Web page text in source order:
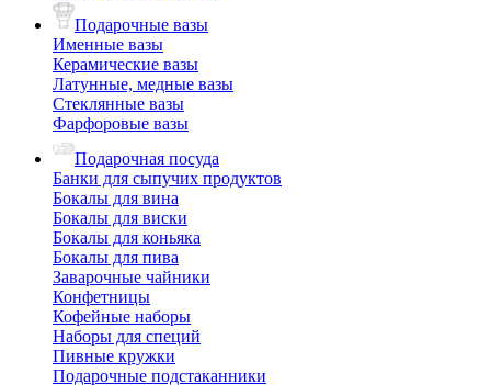
Подарочные вазы
Именные вазы
Керамические вазы
Латунные, медные вазы
Стеклянные вазы
Фарфоровые вазы
Подарочная посуда
Банки для сыпучих продуктов
Бокалы для вина
Бокалы для виски
Бокалы для коньяка
Бокалы для пива
Заварочные чайники
Конфетницы
Кофейные наборы
Наборы для специй
Пивные кружки
Подарочные подстаканники